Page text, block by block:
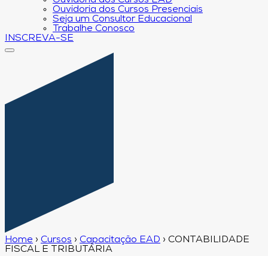
Ouvidoria dos Cursos Presenciais
Seja um Consultor Educacional
Trabalhe Conosco
INSCREVA-SE
Home › Cursos › Capacitação EAD › CONTABILIDADE
FISCAL E TRIBUTÁRIA